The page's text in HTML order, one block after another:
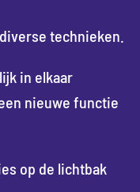
technieken.
in elkaar
nieuwe functie
op de lichtbak